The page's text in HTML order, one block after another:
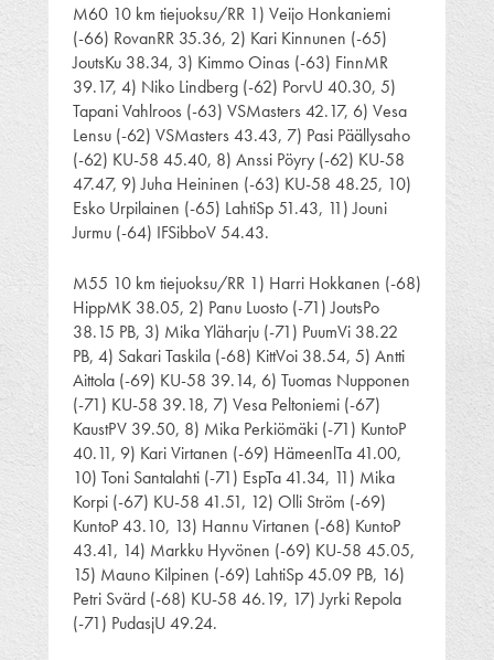
M60 10 km tiejuoksu/RR 1) Veijo Honkaniemi
(-66) RovanRR 35.36, 2) Kari Kinnunen (-65)
JoutsKu 38.34, 3) Kimmo Oinas (-63) FinnMR
39.17, 4) Niko Lindberg (-62) PorvU 40.30, 5)
Tapani Vahlroos (-63) VSMasters 42.17, 6) Vesa
Lensu (-62) VSMasters 43.43, 7) Pasi Päällysaho
(-62) KU-58 45.40, 8) Anssi Pöyry (-62) KU-58
47.47, 9) Juha Heininen (-63) KU-58 48.25, 10)
Esko Urpilainen (-65) LahtiSp 51.43, 11) Jouni
Jurmu (-64) IFSibboV 54.43.
M55 10 km tiejuoksu/RR 1) Harri Hokkanen (-68)
HippMK 38.05, 2) Panu Luosto (-71) JoutsPo
38.15 PB, 3) Mika Yläharju (-71) PuumVi 38.22
PB, 4) Sakari Taskila (-68) KittVoi 38.54, 5) Antti
Aittola (-69) KU-58 39.14, 6) Tuomas Nupponen
(-71) KU-58 39.18, 7) Vesa Peltoniemi (-67)
KaustPV 39.50, 8) Mika Perkiömäki (-71) KuntoP
40.11, 9) Kari Virtanen (-69) HämeenlTa 41.00,
10) Toni Santalahti (-71) EspTa 41.34, 11) Mika
Korpi (-67) KU-58 41.51, 12) Olli Ström (-69)
KuntoP 43.10, 13) Hannu Virtanen (-68) KuntoP
43.41, 14) Markku Hyvönen (-69) KU-58 45.05,
15) Mauno Kilpinen (-69) LahtiSp 45.09 PB, 16)
Petri Svärd (-68) KU-58 46.19, 17) Jyrki Repola
(-71) PudasjU 49.24.